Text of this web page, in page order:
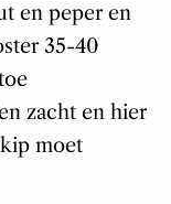
en peper en
35-40
zacht en hier
moet